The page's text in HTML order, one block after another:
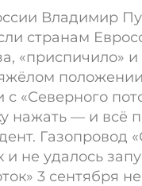
Владимир
странам
«приспичило»
с «Северного
нажать — и всё
Газопровод
и не удалось
3 сентября